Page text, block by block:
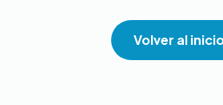
Volver al